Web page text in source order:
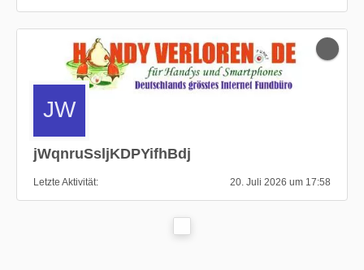
jWqnruSsljKDPYifhBdj
Letzte Aktivität 20. Juli 2026 um 17:58